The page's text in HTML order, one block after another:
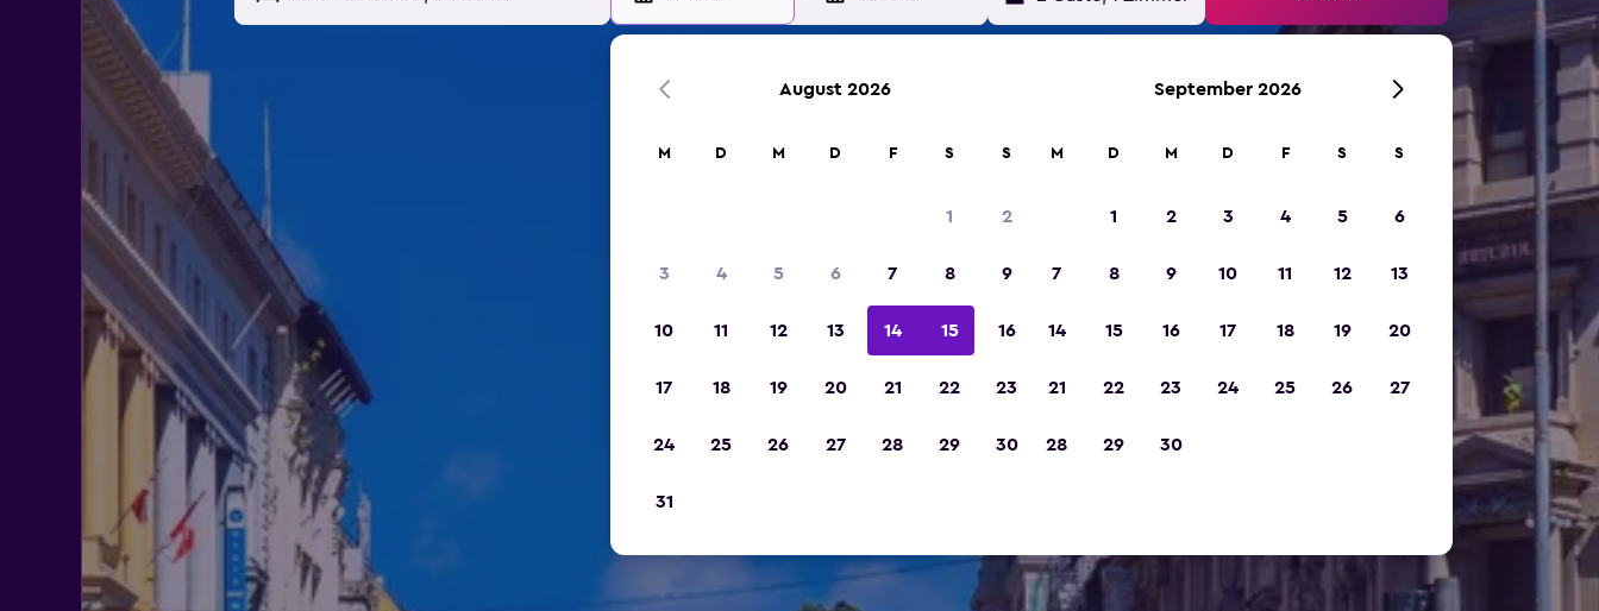
August 2026
M D M D F S S
1 2
3 4 5 6 7 8 9
10 11 12 13 14 15 16
17 18 19 20 21 22 23
24 25 26 27 28 29 30
31
September 2026
M D M D F S S
1 2 3 4 5 6
7 8 9 10 11 12 13
14 15 16 17 18 19 20
21 22 23 24 25 26 27
28 29 30